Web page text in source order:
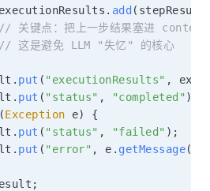
. add ( stepResult
// 关键点：把上一步结果塞进 context
// 这是避免 LLM "失忆" 的核心
. put ( "executionResults" ,
. put ( "status" , "completed" )
(Exception e)
{
. put ( "status" , "failed" ) ;
. put ( "error" , e . getMessage(
;